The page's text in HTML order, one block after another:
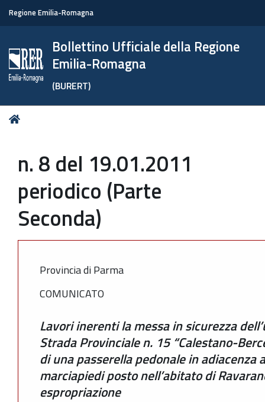
Regione Emilia-Romagna
Bollettino Ufficiale della Regione
Emilia-Romagna
(BURERT)
Tu
n. 8 del 19.01.2011
periodico (Parte
Seconda)
Provincia di Parma
COMUNICATO
Lavori inerenti la messa in sicurezza
Strada Provinciale n. 15 “Calestano-
di una passerella pedonale in adiacenza
marciapiedi posto nell’abitato di
espropriazione